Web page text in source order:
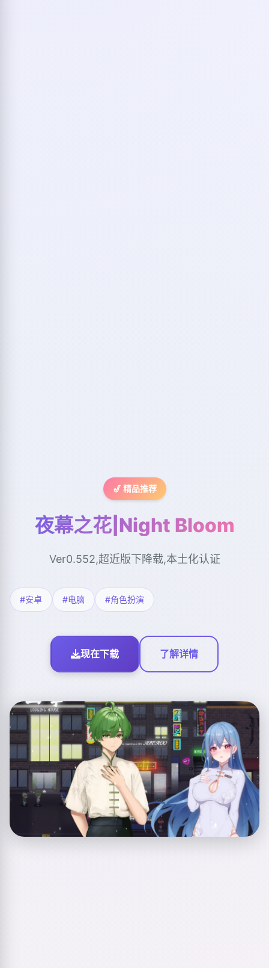
🎷 精品推荐
夜幕之花|Night Bloom
Ver0.552,超近版下降载,本土化认证
#安卓 #电脑 #角色扮演
现在下载 了解详情